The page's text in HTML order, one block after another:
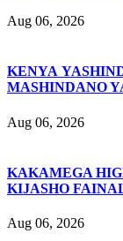
Aug 06, 2026
KENYA
MASHINDANO
Aug 06, 2026
KAKAMEGA
KIJASHO
Aug 06, 2026